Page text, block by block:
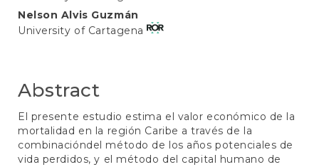
Nelson Alvis Guzmán
University of Cartagena
Abstract
El presente estudio estima el valor económico de la
mortalidad en la región Caribe a través de la
combinacióndel método de los años potenciales de
vida perdidos, y el método del capital humano de